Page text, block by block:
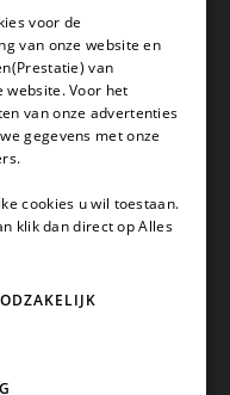
voor de
van onze website en
van
website. Voor het
van onze advertenties
gegevens met onze
cookies u wil toestaan.
klik dan direct op Alles